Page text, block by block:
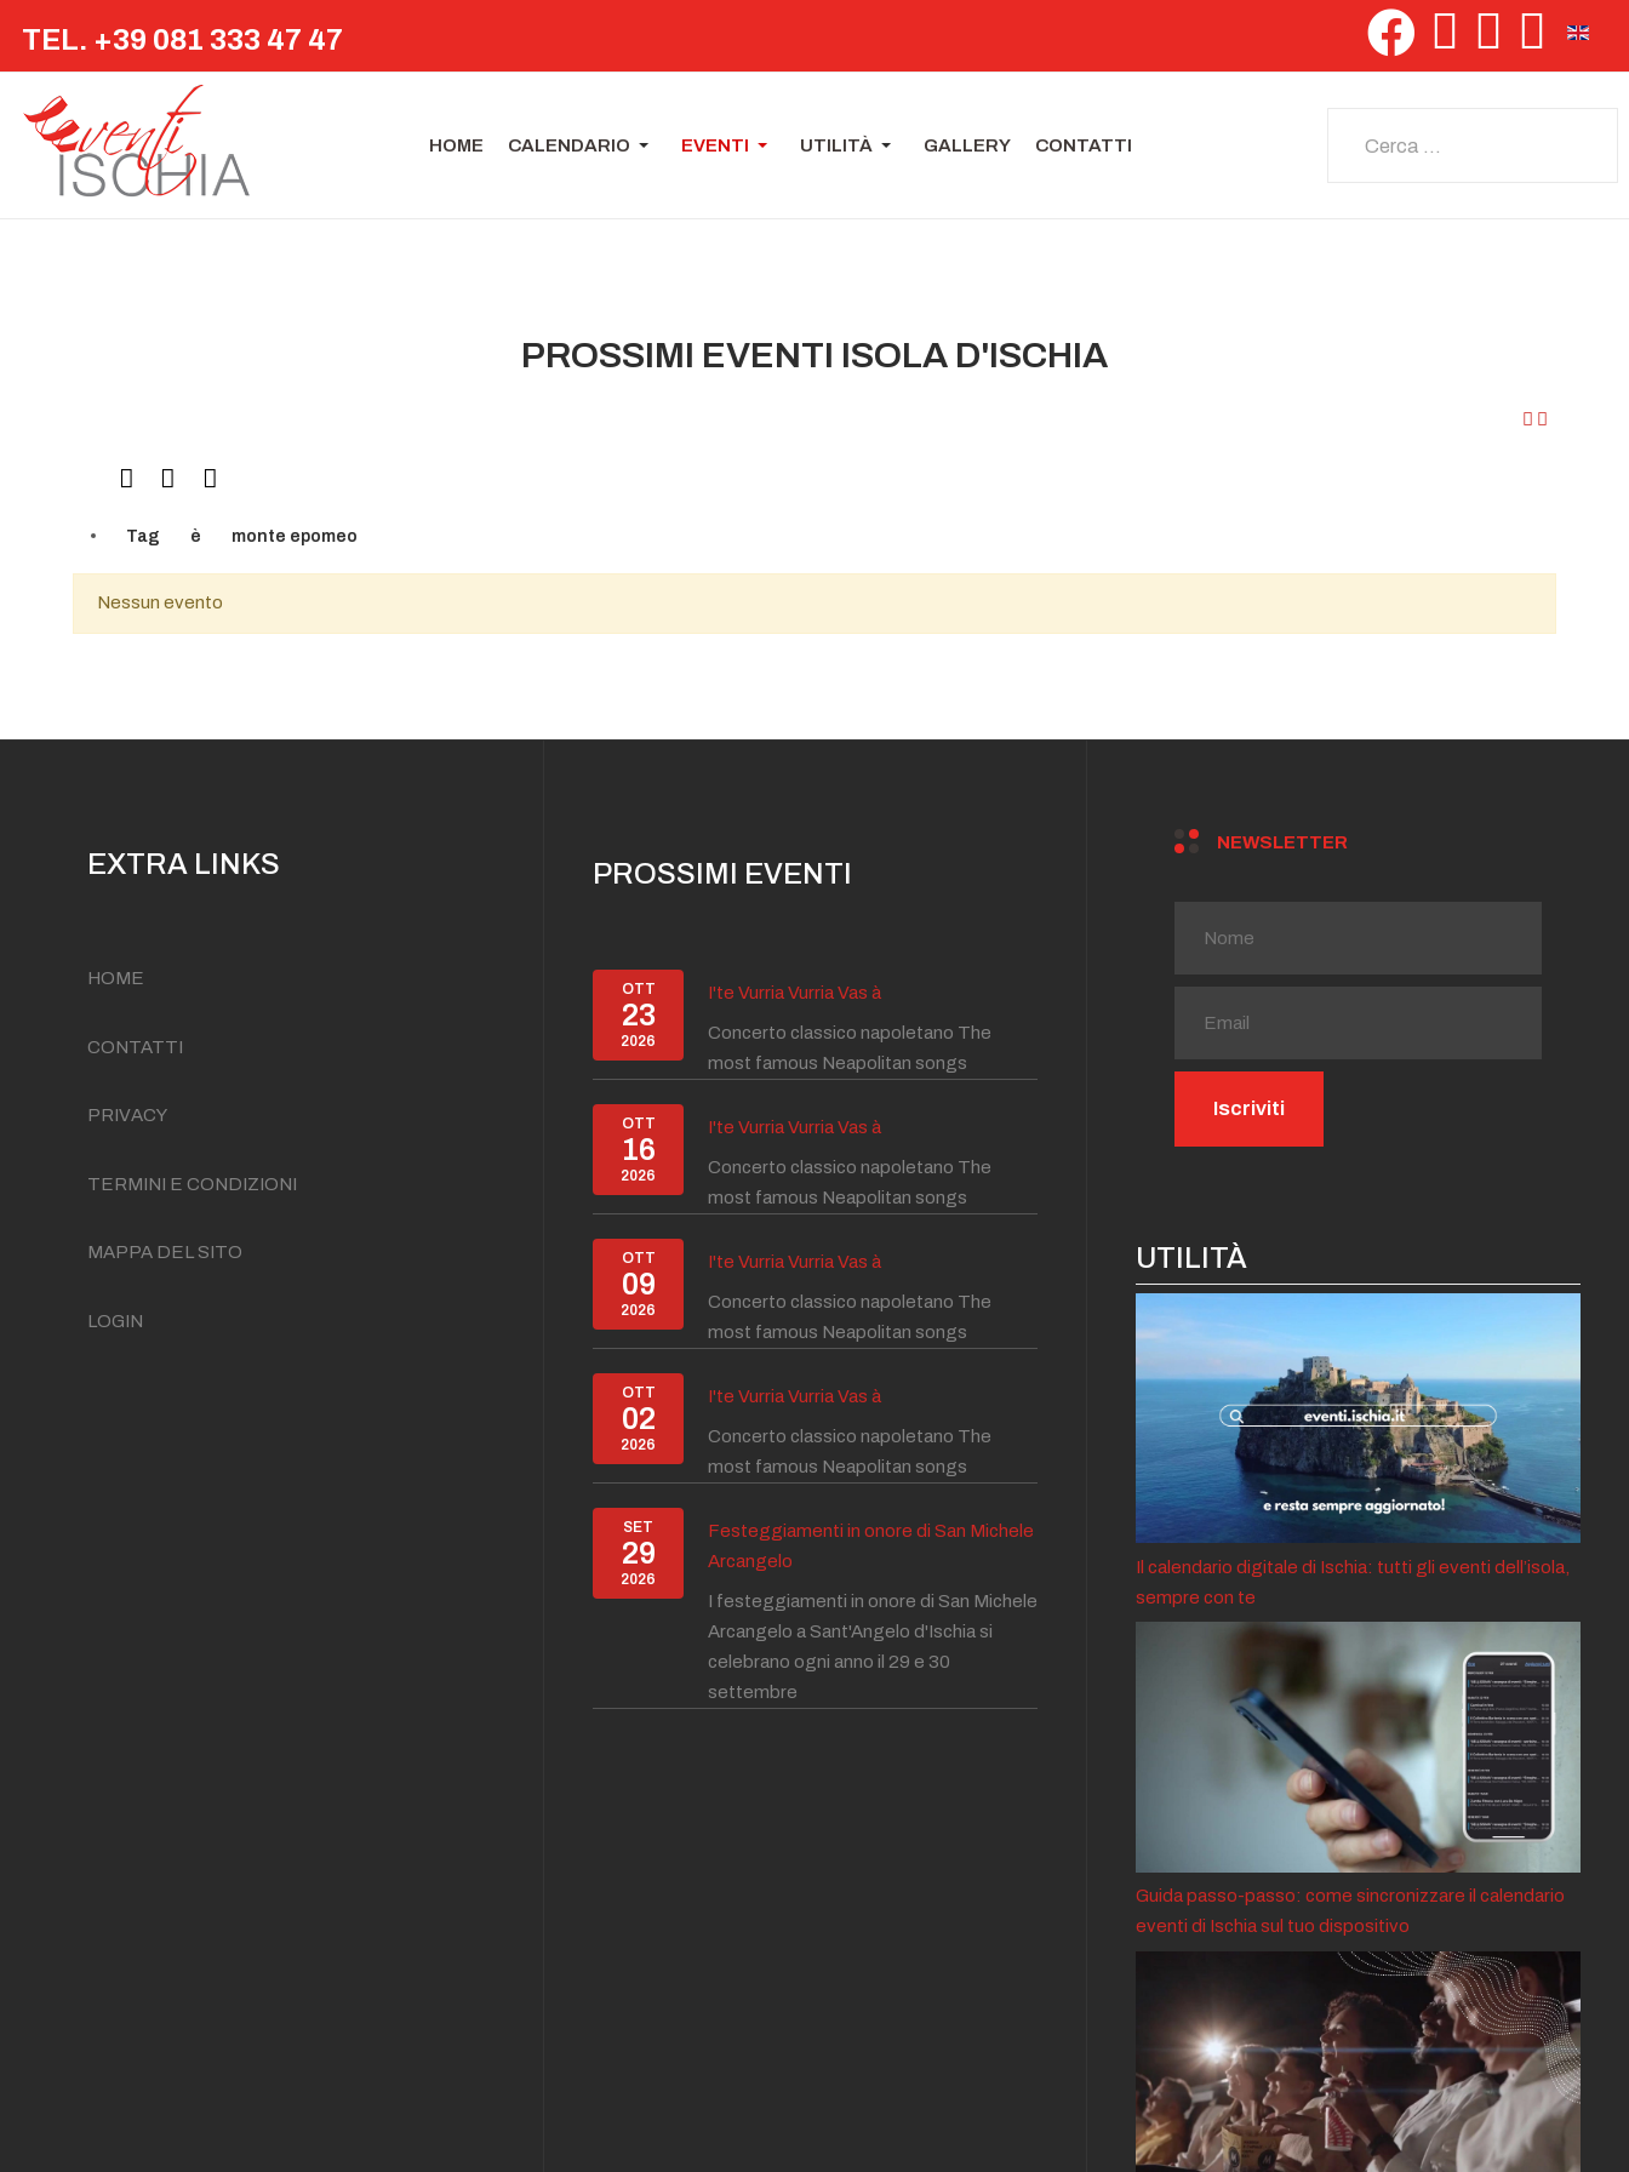
TEL. +39 081 333 47 47
HOME CALENDARIO EVENTI UTILITÀ GALLERY CONTATTI
PROSSIMI EVENTI ISOLA D'ISCHIA
Tag è monte epomeo
Nessun evento
EXTRA LINKS
HOME
CONTATTI
PRIVACY
TERMINI E CONDIZIONI
MAPPA DEL SITO
LOGIN
PROSSIMI EVENTI
OTT
23
2026
I'te Vurria Vurria Vas à
Concerto classico napoletano The
most famous Neapolitan songs
OTT
16
2026
I'te Vurria Vurria Vas à
Concerto classico napoletano The
most famous Neapolitan songs
OTT
09
2026
I'te Vurria Vurria Vas à
Concerto classico napoletano The
most famous Neapolitan songs
OTT
02
2026
I'te Vurria Vurria Vas à
Concerto classico napoletano The
most famous Neapolitan songs
SET
29
2026
Festeggiamenti in onore di San Michele
Arcangelo
I festeggiamenti in onore di San Michele
Arcangelo a Sant'Angelo d'Ischia si
celebrano ogni anno il 29 e 30
settembre
NEWSLETTER
UTILITÀ
Il calendario digitale di Ischia: tutti gli eventi dell’isola,
sempre con te
Guida passo-passo: come sincronizzare il calendario
eventi di Ischia sul tuo dispositivo